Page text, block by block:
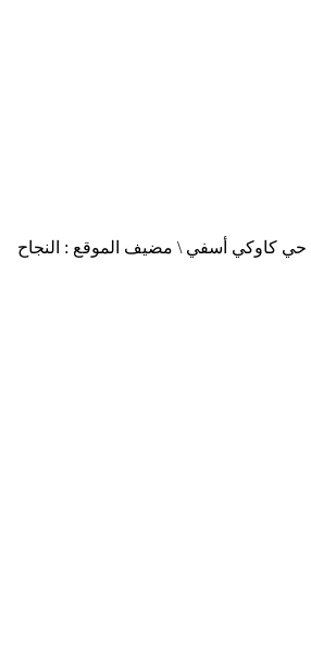
أسفي جنوب safisud صحيفة إلكترونية \ التصريح بالإصدار عدد 03-14 \ مدير النشر : منير الغرنيتي \ الإدارة والتحرير : كنزة المسيتف \ عنوان الصحيفة : 125 المجموعة 4 حي كاوكي أسفي \ مضيف الموقع : النجاح